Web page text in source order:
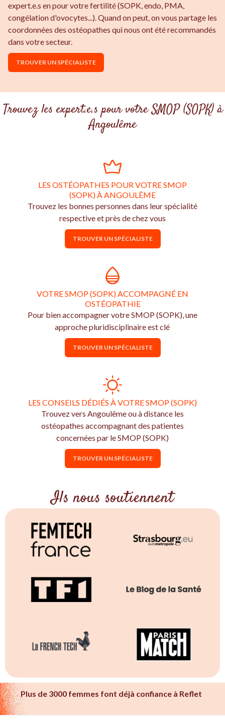
expert.e.s en pour votre fertilité (SOPK, endo, PMA,
congélation d'ovocytes...). Quand on peut, on vous partage les
coordonnées des ostéopathes qui nous ont été recommandés
dans votre secteur.
TROUVER UN SPÉCIALISTE
Trouvez les expert.e.s pour votre SMOP (SOPK) à
Angoulême
LES OSTÉOPATHES POUR VOTRE SMOP
(SOPK) À ANGOULÊME
Trouvez les bonnes personnes dans leur spécialité
respective et près de chez vous
TROUVER UN SPÉCIALISTE
VOTRE SMOP (SOPK) ACCOMPAGNÉ EN
OSTÉOPATHIE
Pour bien accompagner votre SMOP (SOPK), une
approche pluridisciplinaire est clé
TROUVER UN SPÉCIALISTE
LES CONSEILS DÉDIÉS À VOTRE SMOP (SOPK)
Trouvez vers Angoulême ou à distance les
ostéopathes accompagnant des patientes
concernées par le SMOP (SOPK)
TROUVER UN SPÉCIALISTE
Ils nous soutiennent
Plus de 3000 femmes font déjà confiance à Reflet